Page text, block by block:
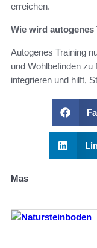
erreichen.
Wie wird
Autogenes Training
und Wohlbefinden
integrieren und hilft,
Mas